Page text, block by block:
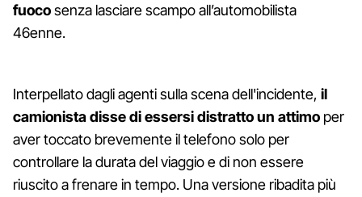
fuocosenza lasciare scampo all’automobilista
46enne.
Interpellato dagli agenti sulla scena dell'incidente, il
camionista disse di essersi distratto un attimo per
aver toccato brevemente il telefono solo per
controllare la durata del viaggio e di non essere
riuscito a frenare in tempo. Una versione ribadita più